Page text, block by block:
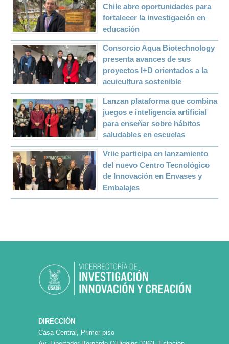
Chile abre oportunidades para
fortalecer la investigación en
educación
Consorcio Aqua Biotechnology
presenta avances de sus
proyectos I+D orientados a la
acuicultura sostenible
Lanzan plataforma que combina
juegos e inteligencia artificial
para enseñar sobre hábitos
saludables en escuelas
Vriic participa en lanzamiento
del nuevo Centro Tecnológico
de Innovación en Envases y
Embalajes
DIRECCIÓN
Casa Central, Primer piso